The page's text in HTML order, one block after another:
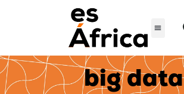
big data